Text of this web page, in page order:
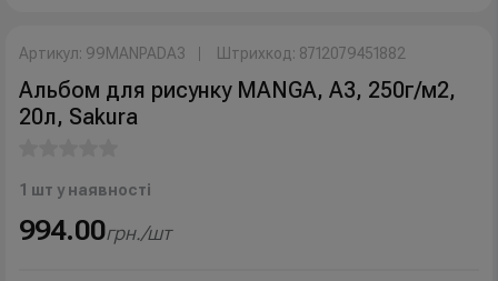
Артикул: 99MANPADA3 Штрихкод: 8712079451882
Альбом для рисунку MANGA, A3, 250г/м2,
20л, Sakura
1 шт у наявності
994.00грн./шт